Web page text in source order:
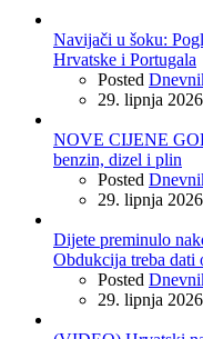
Navijači u šoku:
Hrvatske i Portugala
Posted
29. lipnja
NOVE CIJENE
benzin, dizel i plin
Posted
29. lipnja
Dijete preminulo
Obdukcija treba dati
Posted
29. lipnja